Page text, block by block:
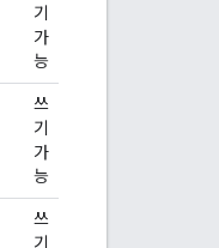
기
가
능
쓰
기
가
능
쓰
기